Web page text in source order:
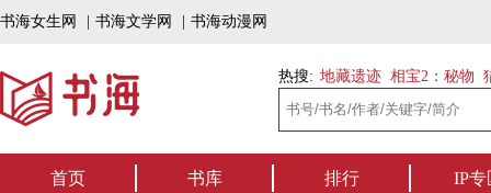
书海女生网 书海文学网 书海动漫网
热搜: 地藏遗迹 相宝2：秘物
首页 书库 排行 IP专